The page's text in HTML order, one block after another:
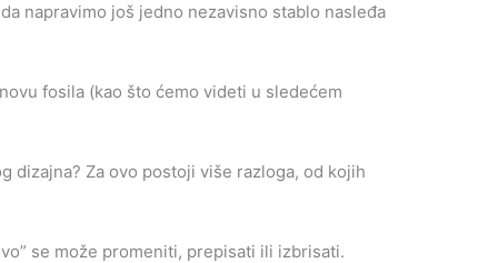
napravimo još jedno nezavisno stablo nasleđa
fosila (kao što ćemo videti u sledećem
dizajna? Za ovo postoji više razloga, od kojih
se može promeniti, prepisati ili izbrisati.